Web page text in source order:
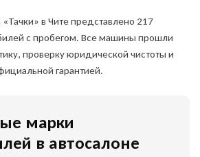
«Тачки» в Чите представлено 217
с пробегом. Все машины прошли
проверку юридической чистоты и
гарантией.
марки
в автосалоне